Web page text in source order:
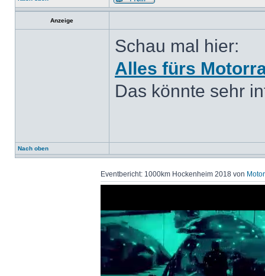
Anzeige
Schau mal hier:
Alles fürs
Das könnte sehr
Nach oben
Eventbericht: 1000km Hockenheim 2018 von